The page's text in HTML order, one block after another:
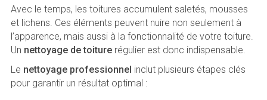
Avec le temps, les toitures accumulent saletés, mousses
et lichens. Ces éléments peuvent nuire non seulement à
l’apparence, mais aussi à la fonctionnalité de votre toiture.
Un nettoyage de toiturerégulier est donc indispensable.
Le nettoyage professionnel inclut plusieurs étapes clés
pour garantir un résultat optimal :